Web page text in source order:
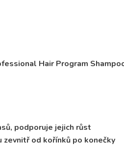
Hair Program
podporuje jejich růst
od kořínků po konečky